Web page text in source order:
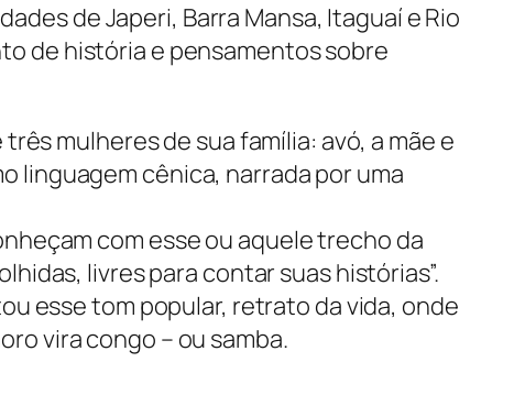
de Japeri, Barra Mansa, Itaguaí e Rio
de história e pensamentos sobre
mulheres de sua família: avó, a mãe e
linguagem cênica, narrada por uma
com esse ou aquele trecho da
livres para contar suas histórias”.
esse tom popular, retrato da vida, onde
vira congo – ou samba.